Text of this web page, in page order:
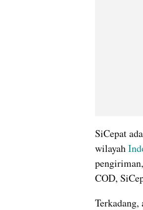
SiCepat
wilayah
COD,